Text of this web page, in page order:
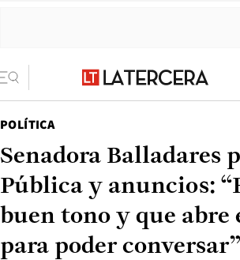
POLÍTICA
Senadora Balladares
Pública y anuncios:
buen tono y que abre
para poder conversar”